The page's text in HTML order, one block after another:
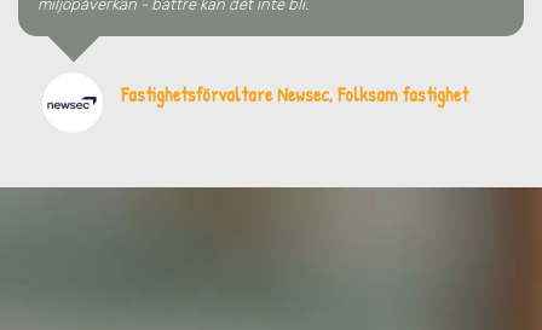
miljöpåverkan - bättre kan det inte bli.
Fastighetsförvaltare Newsec, Folksam fastighet